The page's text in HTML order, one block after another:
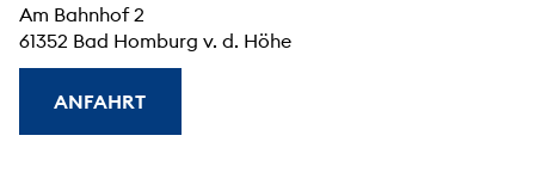
Am Bahnhof 2
61352 Bad Homburg v. d. Höhe
ANFAHRT